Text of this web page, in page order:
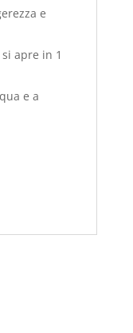
e
apre in 1
e a